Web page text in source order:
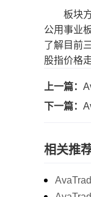
板块方
公用事业
了解目前
股指价格
上一篇：
下一篇：
相关推